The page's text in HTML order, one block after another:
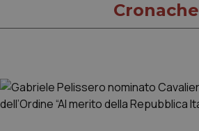
Cronache